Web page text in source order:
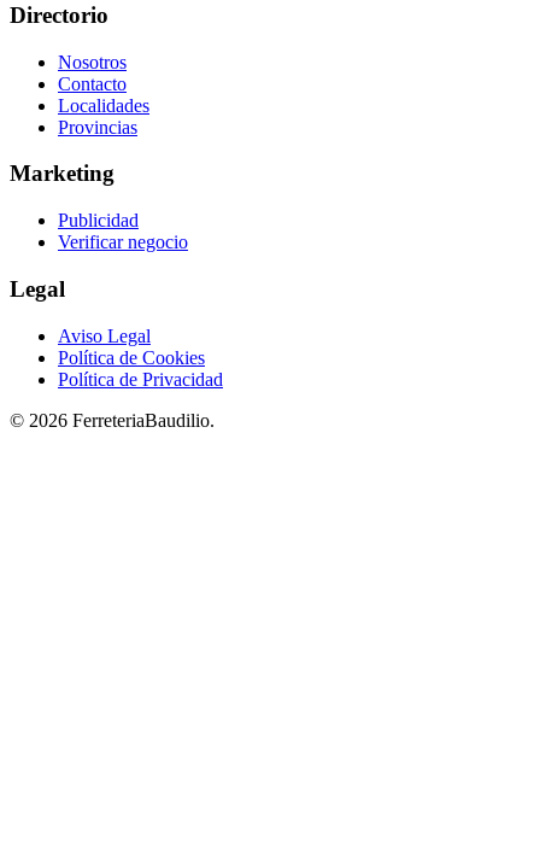
Directorio
Nosotros
Contacto
Localidades
Provincias
Marketing
Publicidad
Verificar negocio
Legal
Aviso Legal
Política de Cookies
Política de Privacidad
© 2026 FerreteriaBaudilio.